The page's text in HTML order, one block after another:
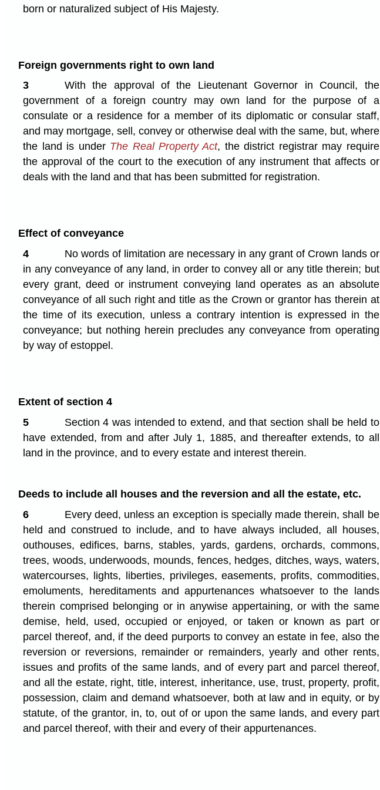
born or naturalized subject of His Majesty.
Foreign governments right to own land
3
With the approval of the Lieutenant Governor in Council, the
government of a foreign country may own land for the purpose of a
consulate or a residence for a member of its diplomatic or consular staff,
and may mortgage, sell, convey or otherwise deal with the same, but, where
the land is under The Real Property Act, the district registrar may require
the approval of the court to the execution of any instrument that affects or
deals with the land and that has been submitted for registration.
Effect of conveyance
4
No words of limitation are necessary in any grant of Crown lands or
in any conveyance of any land, in order to convey all or any title therein; but
every grant, deed or instrument conveying land operates as an absolute
conveyance of all such right and title as the Crown or grantor has therein at
the time of its execution, unless a contrary intention is expressed in the
conveyance; but nothing herein precludes any conveyance from operating
by way of estoppel.
Extent of section 4
5
Section 4 was intended to extend, and that section shall be held to
have extended, from and after July 1, 1885, and thereafter extends, to all
land in the province, and to every estate and interest therein.
Deeds to include all houses and the reversion and all the estate, etc.
6
Every deed, unless an exception is specially made therein, shall be
held and construed to include, and to have always included, all houses,
outhouses, edifices, barns, stables, yards, gardens, orchards, commons,
trees, woods, underwoods, mounds, fences, hedges, ditches, ways, waters,
watercourses, lights, liberties, privileges, easements, profits, commodities,
emoluments, hereditaments and appurtenances whatsoever to the lands
therein comprised belonging or in anywise appertaining, or with the same
demise, held, used, occupied or enjoyed, or taken or known as part or
parcel thereof, and, if the deed purports to convey an estate in fee, also the
reversion or reversions, remainder or remainders, yearly and other rents,
issues and profits of the same lands, and of every part and parcel thereof,
and all the estate, right, title, interest, inheritance, use, trust, property, profit,
possession, claim and demand whatsoever, both at law and in equity, or by
statute, of the grantor, in, to, out of or upon the same lands, and every part
and parcel thereof, with their and every of their appurtenances.